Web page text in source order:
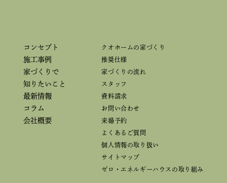
コンセプト
施工事例
家づくりで
知りたいこと
最新情報
コラム
会社概要
クオホームの家づくり
推奨仕様
家づくりの流れ
スタッフ
資料請求
お問い合わせ
来場予約
よくあるご質問
個人情報の取り扱い
サイトマップ
ゼロ・エネルギーハウスの取り組み